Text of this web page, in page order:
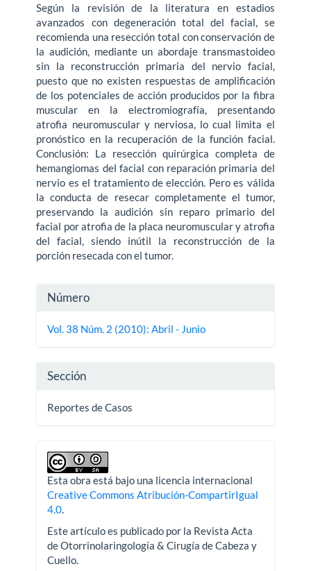
Según la revisión de la literatura en estadios
avanzados con degeneración total del facial, se
recomienda una resección total con conservación de
la audición, mediante un abordaje transmastoideo
sin la reconstrucción primaria del nervio facial,
puesto que no existen respuestas de amplificación
de los potenciales de acción producidos por la fibra
muscular en la electromiografía, presentando
atrofia neuromuscular y nerviosa, lo cual limita el
pronóstico en la recuperación de la función facial.
Conclusión: La resección quirúrgica completa de
hemangiomas del facial con reparación primaria del
nervio es el tratamiento de elección. Pero es válida
la conducta de resecar completamente el tumor,
preservando la audición sin reparo primario del
facial por atrofia de la placa neuromuscular y atrofia
del facial, siendo inútil la reconstrucción de la
porción resecada con el tumor.
Detalles
del
Número
Vol. 38 Núm. 2 (2010): Abril - Junio
Sección
Reportes de Casos
Esta obra está bajo una licencia internacional
Creative Commons Atribución-CompartirIgual
4.0.
Este artículo es publicado por la Revista Acta
de Otorrinolaringología & Cirugía de Cabeza y
Cuello.